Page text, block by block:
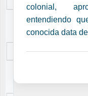
colonial,
entendiendo
conocida data